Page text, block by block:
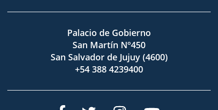
Palacio de Gobierno
San Martín Nº450
San Salvador de Jujuy (4600)
+54 388 4239400